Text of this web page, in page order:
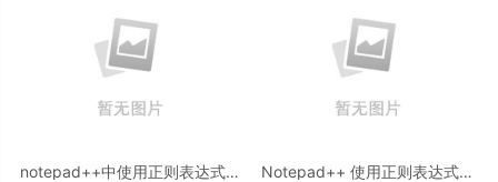
notepad++中使用正则表达式处
Notepad++ 使用正则表达式匹